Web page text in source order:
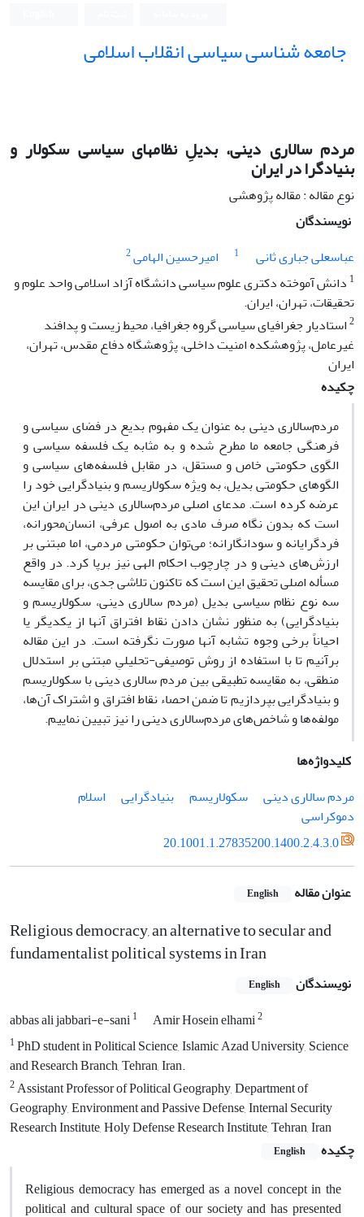
جامعه شناسی سیاسی انقلاب اسلامی
مردم سالاری دینی، بدیلِ نظامهای سیاسی سکولار و
بنیادگرا در ایران
نوع مقاله : مقاله پژوهشی
نویسندگان
عباسعلی جباری ثانی
1 امیرحسین الهامی2
1 دانش آموخته دکتری علوم سیاسی دانشگاه آزاد اسلامی واحد علوم و
تحقیقات، تهران، ایران.
2استادیار جغرافیای سیاسی گروه جغرافیا، محیط زیست و پدافند
غیرعامل، پژوهشکده امنیت داخلی، پژوهشگاه دفاع مقدس، تهران،
ایران
چکیده
مردم‌سالاری دینی به عنوان یک مفهوم بدیع در فضای سیاسی و
فرهنگی جامعه ما مطرح شده و به مثابه یک فلسفه‌ سیاسی و
الگوی حکومتی خاص و مستقل، در مقابل فلسفه‌های سیاسی و
الگوهای حکومتی بدیل، به ویژه سکولاریسم و بنیادگرایی خود را
عرضه کرده است. مدعای اصلی مردم‌سالاری دینی در ایران این
است که بدون نگاه صرف مادی به اصول عرفی، انسان‌محورانه،
فردگرایانه و سودانگارانه؛ می‌توان حکومتی مردمی، اما مبتنی بر
ارزش‌های دینی و در چارچوب احکام الهی نیز برپا کرد. در واقع
مسأله اصلی تحقیق این است که تاکنون تلاشی جدی، برای مقایسه‌
سه نوع نظام سیاسی بدیل (مردم سالاری دینی، سکولاریسم و
بنیادگرایی) به منظور نشان دادن نقاط افتراق آنها از یکدیگر یا
احیاناً برخی وجوه تشابه آنها صورت نگرفته است. در این مقاله
برآنیم تا با استفاده از روش توصیفی-تحلیلیِ مبتنی بر استدلال
منطقی، به مقایسه تطبیقی بین مردم سالاری دینی با سکولاریسم
و بنیادگرایی بپردازیم تا ضمن احصاء نقاط افتراق و اشتراک آن‌ها،
مولفه‌ها و شاخص‌های مردم‌سالاری دینی را نیز تبیین نماییم.
کلیدواژه‌ها
مردم سالاری دینی
سکولاریسم بنیادگرایی
اسلام
دموکراسی
20.1001.1.27835200.1400.2.4.3.0
عنوان مقاله English
Religious democracy, an alternative to secular and
fundamentalist political systems in Iran
نویسندگان English
abbas ali jabbari-e-sani1 Amir Hosein elhami2
1PhD student in Political Science, Islamic Azad University, Science
and Research Branch, Tehran, Iran.
2Assistant Professor of Political Geography, Department of
Geography, Environment and Passive Defense, Internal Security
Research Institute, Holy Defense Research Institute, Tehran, Iran
چکیده
English
Religious democracy has emerged as a novel concept in the
political and cultural space of our society and has presented